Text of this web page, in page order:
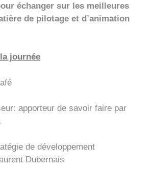
échanger sur les meilleures
de pilotage et d’animation
journée
apporteur de savoir faire par
de développement
Dubernais